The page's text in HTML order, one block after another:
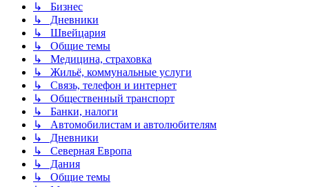
↳ Бизнес
↳ Дневники
↳ Швейцария
↳ Общие темы
↳ Медицина, страховка
↳ Жильё, коммунальные услуги
↳ Связь, телефон и интернет
↳ Общественный транспорт
↳ Банки, налоги
↳ Автомобилистам и автолюбителям
↳ Дневники
↳ Северная Европа
↳ Дания
↳ Общие темы